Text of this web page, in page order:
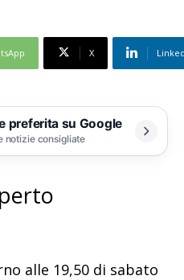
X
preferita su Google
notizie consigliate
alle 19,50 di sabato